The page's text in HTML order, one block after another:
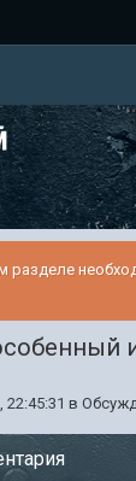
разделе
22:45:31 в